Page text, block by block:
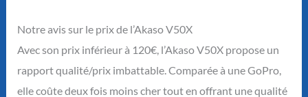
Notre avis sur le prix de l’Akaso V50X
Avec son prix inférieur à 120€, l’Akaso V50X propose un
rapport qualité/prix imbattable. Comparée à une GoPro,
elle coûte deux fois moins cher tout en offrant une qualité